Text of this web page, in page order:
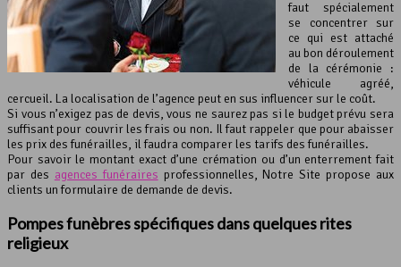
faut spécialement
se concentrer sur
ce qui est attaché
au bon déroulement
de la cérémonie :
véhicule agréé,
cercueil. La localisation de l’agence peut en sus influencer sur le coût.
Si vous n’exigez pas de devis, vous ne saurez pas si le budget prévu sera
suffisant pour couvrir les frais ou non. Il faut rappeler que pour abaisser
les prix des funérailles, il faudra comparer les tarifs des funérailles.
Pour savoir le montant exact d’une crémation ou d’un enterrement fait
par des agences funéraires professionnelles, Notre Site propose aux
clients un formulaire de demande de devis.
Pompes funèbres spécifiques dans quelques rites
religieux